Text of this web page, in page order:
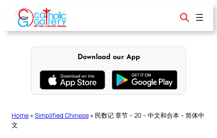
content
Download our App
Home » Simplified Chinese » 民数记 章节 – 20 – 中文和合本 – 简体中
文